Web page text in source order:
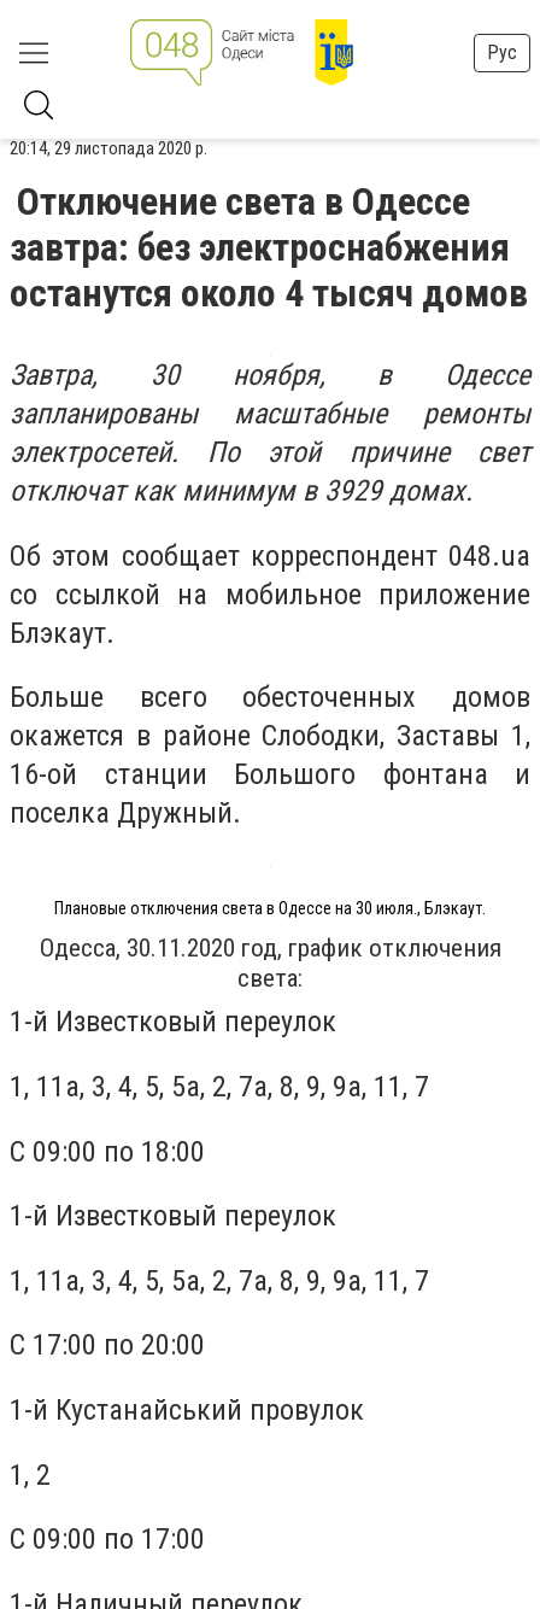
Рус
20:14, 29 листопада 2020 р.
Отключение света в Одессе
завтра: без электроснабжения
останутся около 4 тысяч домов
Завтра, 30 ноября, в Одессе
запланированы масштабные ремонты
электросетей. По этой причине свет
отключат как минимум в 3929 домах.
Об этом сообщает корреспондент 048.ua
со ссылкой на мобильное приложение
Блэкаут.
Больше всего обесточенных домов
окажется в районе Слободки, Заставы 1,
16-ой станции Большого фонтана и
поселка Дружный.
Плановые отключения света в Одессе на 30 июля., Блэкаут.
Одесса, 30.11.2020 год, график отключения
света:
1-й Известковый переулок
1, 11а, 3, 4, 5, 5а, 2, 7а, 8, 9, 9а, 11, 7
С 09:00 по 18:00
1-й Известковый переулок
1, 11а, 3, 4, 5, 5а, 2, 7а, 8, 9, 9а, 11, 7
С 17:00 по 20:00
1-й Кустанайський провулок
1, 2
С 09:00 по 17:00